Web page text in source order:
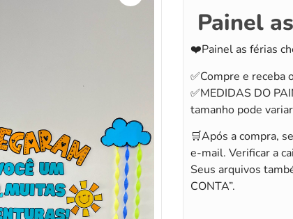
Painel
❤️Painel as férias
✅Compre e receba
✅MEDIDAS DO
tamanho pode
🛒Após a compra,
e-mail. Verificar a
Seus arquivos
CONTA”.